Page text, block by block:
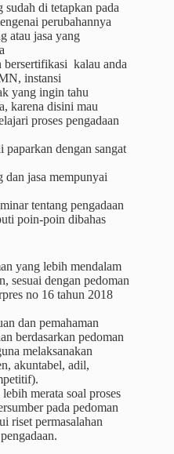
sudah di tetapkan pada
perubahannya
atau jasa yang
bersertifikasi kalau anda
instansi
yang ingin tahu
karena disini mau
proses pengadaan
dengan sangat
jasa mempunyai
tentang pengadaan
poin-poin dibahas
yang lebih mendalam
sesuai dengan pedoman
no 16 tahun 2018
dan pemahaman
berdasarkan pedoman
melaksanakan
akuntabel, adil,
merata soal proses
pada pedoman
riset permasalahan